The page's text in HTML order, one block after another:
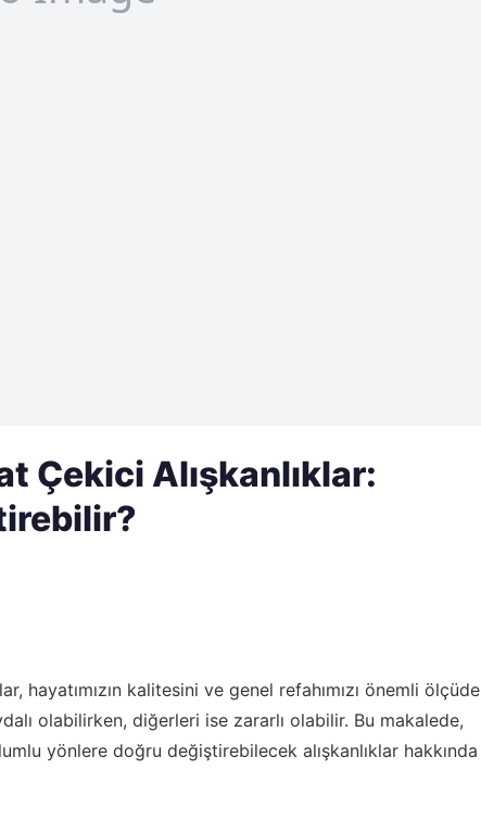
Çekici Alışkanlıklar:
hayatımızın kalitesini ve genel refahımızı önemli ölçüde
olabilirken, diğerleri ise zararlı olabilir. Bu makalede,
yönlere doğru değiştirebilecek alışkanlıklar hakkında